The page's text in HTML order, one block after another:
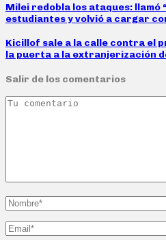
Milei redobla los ataques:
estudiantes y volvió a cargar
Kicillof sale a la calle contra el
la puerta a la extranjerización
Salir de los comentarios